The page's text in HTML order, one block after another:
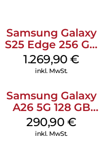
Samsung Galaxy
S25 Edge 256 GB
Titanium Silver
1.269,90€
inkl. MwSt.
Samsung Galaxy
A26 5G 128 GB
Mint
290,90€
inkl. MwSt.